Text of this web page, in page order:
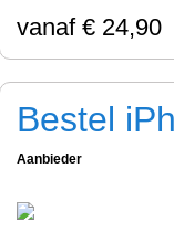
vanaf € 24,90
Bestel
Aanbieder